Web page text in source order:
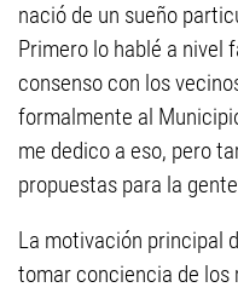
nació de un sueño
Primero lo hablé a nivel
consenso con los
formalmente al
me dedico a eso, pero
propuestas para la
La motivación principal
tomar conciencia de los